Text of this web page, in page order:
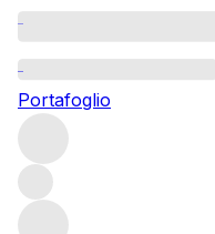
Portafoglio
Classici
Dai grandi classici come
Tuscan – scopri
Filters